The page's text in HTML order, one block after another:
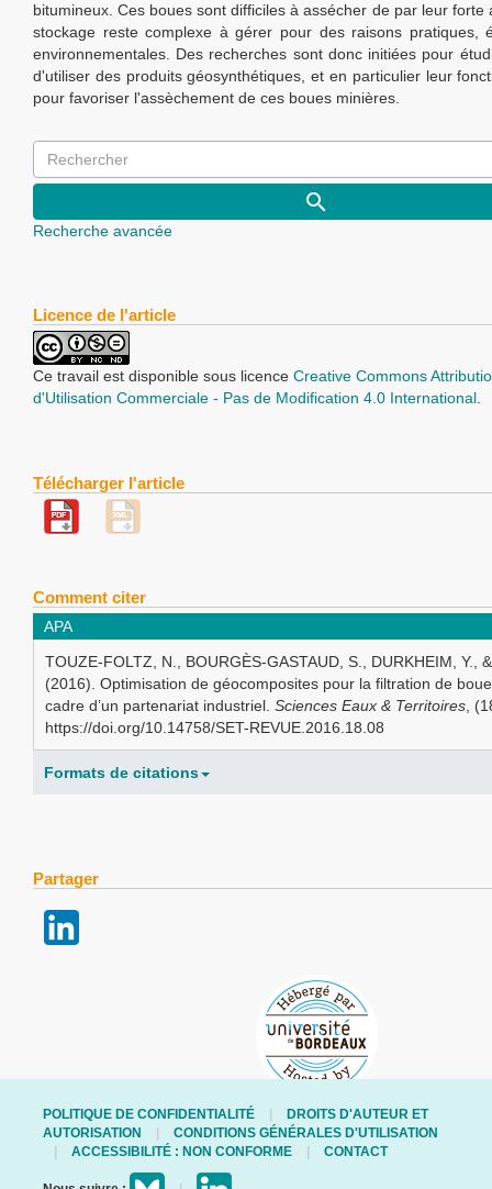
bitumineux. Ces boues sont difficiles à assécher de par leur forte
stockage reste complexe à gérer pour des raisons pratiques,
environnementales. Des recherches sont donc initiées pour
d'utiliser des produits géosynthétiques, et en particulier leur
pour favoriser l'assèchement de ces boues minières.
Recherche avancée
Licence de l'article
Ce travail est disponible sous licence Creative Commons
d'Utilisation Commerciale - Pas de Modification 4.0 International.
Télécharger l'article
Comment citer
APA
TOUZE-FOLTZ, N., BOURGÈS-GASTAUD, S., DURKHEIM, Y.,
(2016). Optimisation de géocomposites pour la filtration de
cadre d’un partenariat industriel. Sciences Eaux & Territoires,
https://doi.org/10.14758/SET-REVUE.2016.18.08
Formats de citations
Partager
POLITIQUE DE CONFIDENTIALITÉ
DROITS D'AUTEUR ET
AUTORISATION
CONDITIONS GÉNÉRALES D'UTILISATION
ACCESSIBILITÉ : NON CONFORME
CONTACT